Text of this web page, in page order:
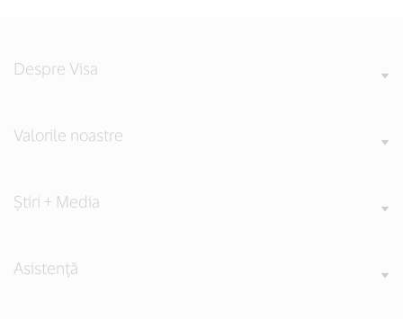
Despre Visa
Valorile noastre
Știri + Media
Asistență